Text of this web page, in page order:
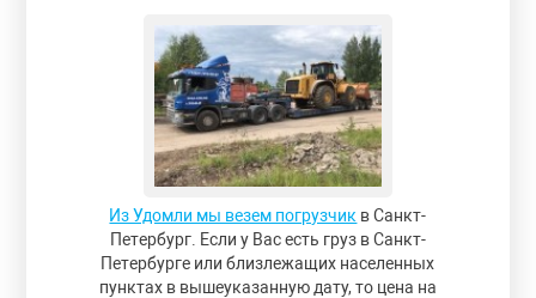
Из Удомли мы везем погрузчик в Санкт-
Петербург. Если у Вас есть груз в Санкт-
Петербурге или близлежащих населенных
пунктах в вышеуказанную дату, то цена на